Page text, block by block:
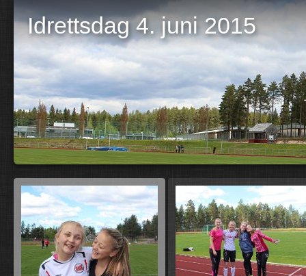
Idrettsdag 4. juni 2015